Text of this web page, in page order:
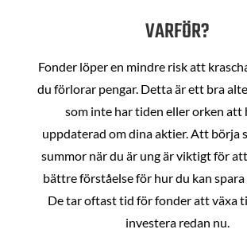
VARFÖR?
Fonder löper en mindre risk att
du förlorar pengar. Detta är ett bra
som inte har tiden eller orken att
uppdaterad om dina aktier. Att börja
summor när du är ung är viktigt för
bättre förståelse för hur du kan spara
De tar oftast tid för fonder att växa
investera redan nu.